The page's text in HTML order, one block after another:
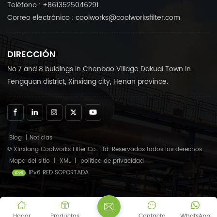
Teléfono : +8613525046291
Correo electrónico : coolworks@coolworksfilter.com
DIRECCIÓN
No.7 and 8 buidings in Chenbao Village Dakuai Town in
Fengquan district, Xinxiang city, Henan province.
Blog | Noticias
© Xinxiang Coolworks Filter Co., Ltd. Reservados todos los derechos
Mapa del sitio | XML | política de privacidad
IPv6 RED SOPORTADA